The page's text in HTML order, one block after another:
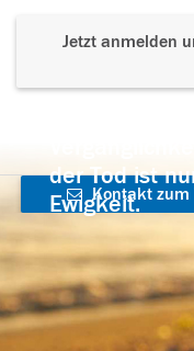
Jetzt anmelden
der Tod ist
Ewigkeit.
Kontakt zum
aufnehmen